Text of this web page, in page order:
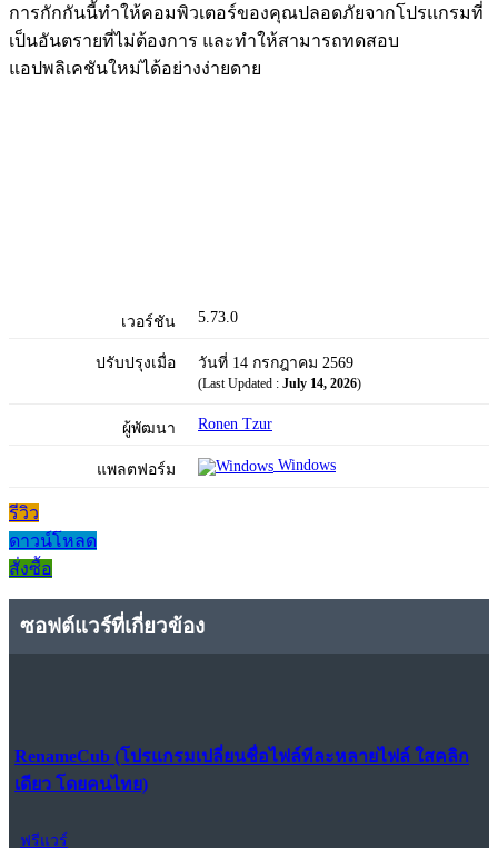
การกักกันนี้ทำให้คอมพิวเตอร์ของคุณปลอดภัยจากโปรแกรมที่
เป็นอันตรายที่ไม่ต้องการ และทำให้สามารถทดสอบ
แอปพลิเคชันใหม่ได้อย่างง่ายดาย
เวอร์ชัน 5.73.0
ปรับปรุงเมื่อ วันที่ 14 กรกฎาคม 2569
(Last Updated : July 14, 2026)
ผู้พัฒนา Ronen Tzur
แพลตฟอร์ม Windows
รีวิว
ดาวน์โหลด
สั่งซื้อ
ซอฟต์แวร์ที่เกี่ยวข้อง
RenameCub (โปรแกรมเปลี่ยนชื่อไฟล์ทีละหลายไฟล์ ใสคลิก
เดียว โดยคนไทย)
ฟรีแวร์